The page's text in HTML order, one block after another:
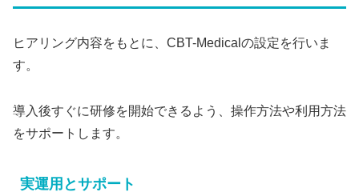
ヒアリング内容をもとに、CBT-Medicalの設定を行いま
す。
導入後すぐに研修を開始できるよう、操作方法や利用方法
をサポートします。
実運用とサポート